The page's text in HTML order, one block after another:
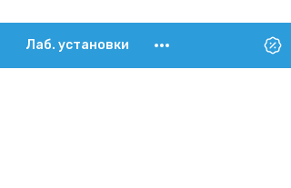
Лаб. установки